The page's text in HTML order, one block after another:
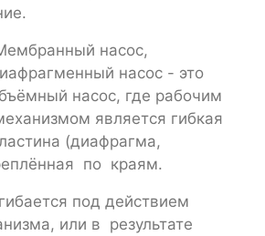
насос,
насос - это
насос, где рабочим
является гибкая
(диафрагма,
по краям.
под действием
или в результате